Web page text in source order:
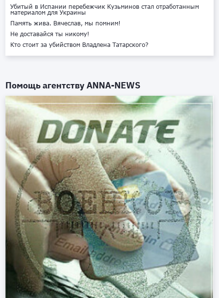
Убитый в Испании перебежчик Кузьминов стал отработанным
материалом для Украины
Память жива. Вячеслав, мы помним!
Не доставайся ты никому!
Кто стоит за убийством Владлена Татарского?
Помощь агентствуANNA-NEWS